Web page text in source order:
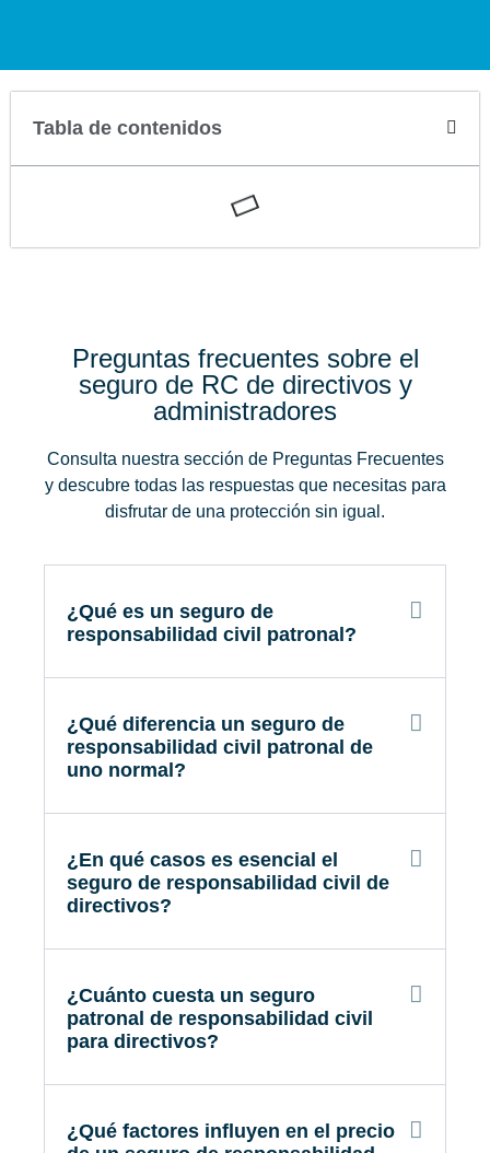
Tabla de contenidos
Preguntas frecuentes sobre el
seguro de RC de directivos y
administradores
Consulta nuestra sección de Preguntas Frecuentes
y descubre todas las respuestas que necesitas para
disfrutar de una protección sin igual.
¿Qué es un seguro de
responsabilidad civil patronal?
¿Qué diferencia un seguro de
responsabilidad civil patronal de
uno normal?
¿En qué casos es esencial el
seguro de responsabilidad civil de
directivos?
¿Cuánto cuesta un seguro
patronal de responsabilidad civil
para directivos?
¿Qué factores influyen en el precio